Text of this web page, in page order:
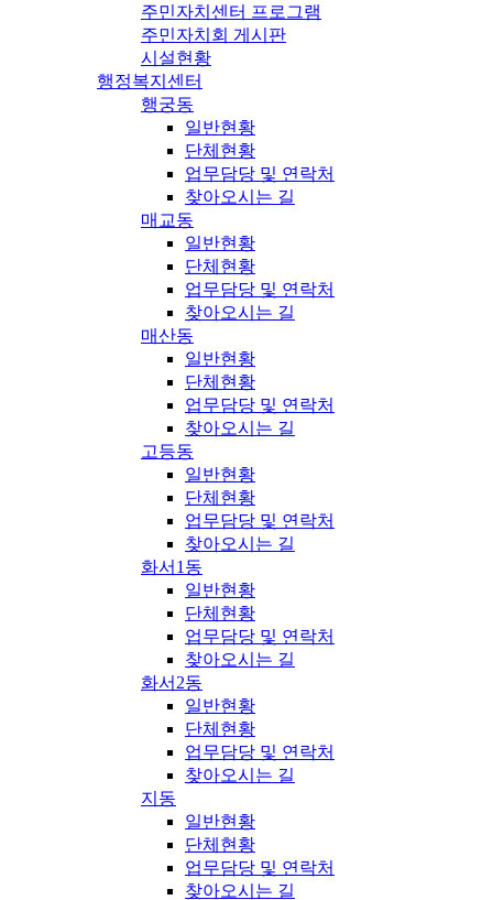
주민자치센터 프로그램
주민자치회 게시판
시설현황
행정복지센터
행궁동
일반현황
단체현황
업무담당 및 연락처
찾아오시는 길
매교동
일반현황
단체현황
업무담당 및 연락처
찾아오시는 길
매산동
일반현황
단체현황
업무담당 및 연락처
찾아오시는 길
고등동
일반현황
단체현황
업무담당 및 연락처
찾아오시는 길
화서1동
일반현황
단체현황
업무담당 및 연락처
찾아오시는 길
화서2동
일반현황
단체현황
업무담당 및 연락처
찾아오시는 길
지동
일반현황
단체현황
업무담당 및 연락처
찾아오시는 길